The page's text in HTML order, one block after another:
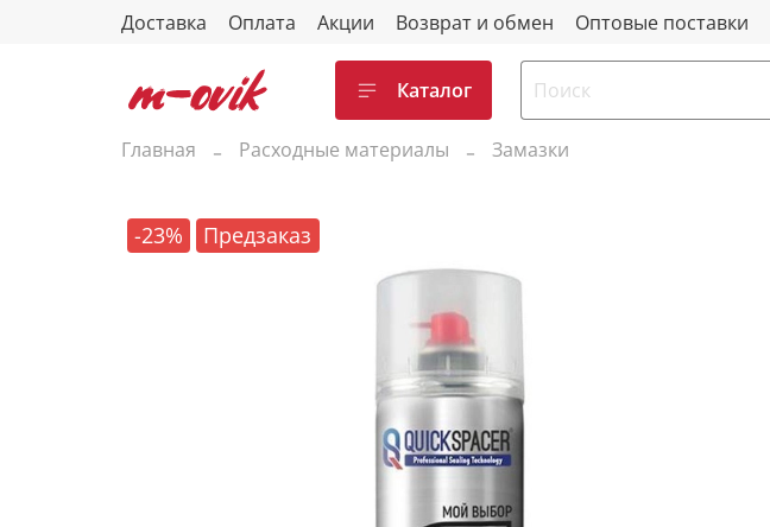
Доставка Оплата Акции Возврат и обмен Оптовые поставки
Каталог
Главная Расходные материалы Замазки
-23% Предзаказ